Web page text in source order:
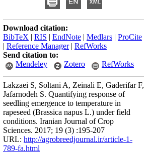
Download citation:
BibTeX | RIS | EndNote | Medlars | ProCite
| Reference Manager| RefWorks
Send citation to:
Mendeley
Zotero RefWorks
Lakzaei S, Soltani A, Zeinali E, Gaderifar F,
Jafarnodeh S. Quantifying response of
seedling emergence to temperature in
rapeseed (Brassica napus L.) under field
conditions. Iranian Journal of Crop
Sciences. 2017; 19 (3) :195-207
URL: http://agrobreedjournal.ir/article-1-
789-fa.html